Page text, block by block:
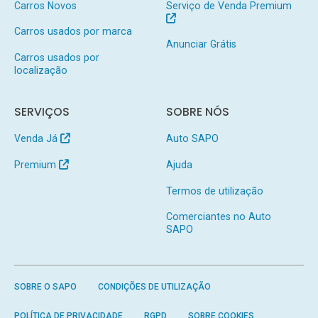
Carros Novos
Carros usados por marca
Carros usados por
localização
Serviço de Venda Premium
Anunciar Grátis
SERVIÇOS
Venda Já
Premium
SOBRE NÓS
Auto SAPO
Ajuda
Termos de utilização
Comerciantes no Auto
SAPO
SOBRE O SAPO CONDIÇÕES DE UTILIZAÇÃO
POLÍTICA DE PRIVACIDADE RGPD SOBRE COOKIES